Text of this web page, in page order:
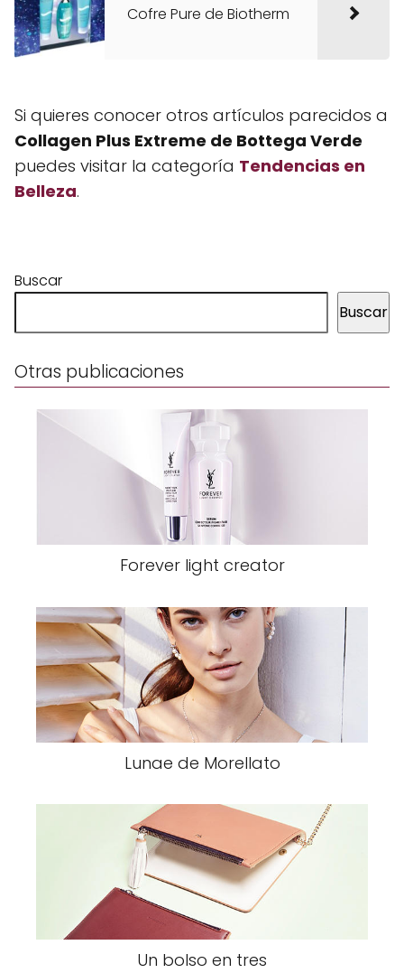
Cofre Pure de Biotherm
Si quieres conocer otros artículos parecidos a
Collagen Plus Extreme de Bottega Verde
puedes visitar la categoría Tendencias en
Belleza.
Buscar
Buscar
Otras publicaciones
Forever light creator
Lunae de Morellato
Un bolso en tres